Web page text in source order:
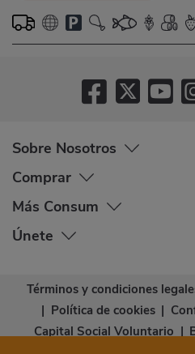
Sobre Nosotros
Comprar
Más Consum
Únete
Términos y condiciones
| Política de cookies |
Capital Social Voluntario |